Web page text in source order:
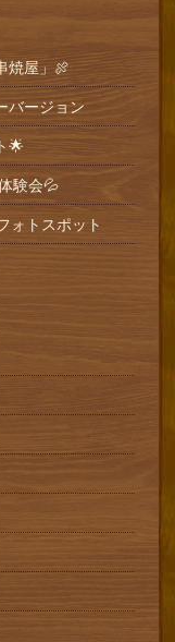
焼屋」🍖
バージョン
🌟
験会💦
ォトスポット